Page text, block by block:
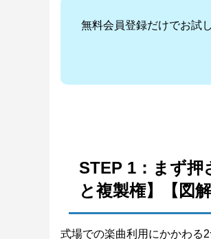
無料会員登録だけでお試
STEP 1：まず押
と複製権】【図解
式場での楽曲利用にかかわる